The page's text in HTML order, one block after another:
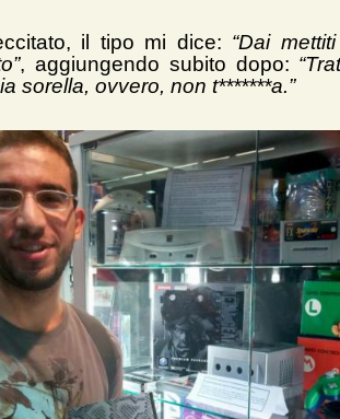
il tipo mi dice: “Dai
, aggiungendo subito dopo:
sorella, ovvero, non t*******a.”